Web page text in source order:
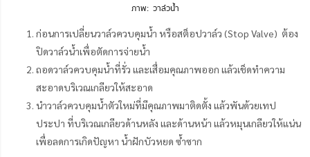
ภาพ: วาล์วน้ำ
ก่อนการเปลี่ยนวาล์วควบคุมน้ำ หรือสต็อปวาล์ว (Stop Valve) ต้อง
ปิดวาล์วน้ำเพื่อตัดการจ่ายน้ำ
ถอดวาล์วควบคุมน้ำที่รั่ว และเสื่อมคุณภาพออก แล้วเช็ดทำความ
สะอาดบริเวณเกลียวให้สะอาด
นำวาล์วควบคุมน้ำตัวใหม่ที่มีคุณภาพมาติดตั้ง แล้วพันด้วยเทป
ประปา ที่บริเวณเกลียวด้านหลัง และด้านหน้า แล้วหมุนเกลียวให้แน่น
เพื่อลดการเกิดปัญหา น้ำฝักบัวหยด ซ้ำซาก